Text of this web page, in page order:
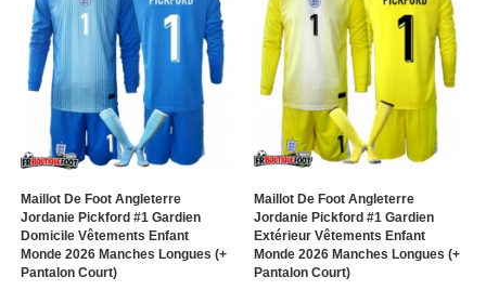
Maillot De Foot Angleterre
Jordanie Pickford #1 Gardien
Domicile Vêtements Enfant
Monde 2026 Manches Longues (+
Pantalon Court)
Maillot De Foot Angleterre
Jordanie Pickford #1 Gardien
Extérieur Vêtements Enfant
Monde 2026 Manches Longues (+
Pantalon Court)